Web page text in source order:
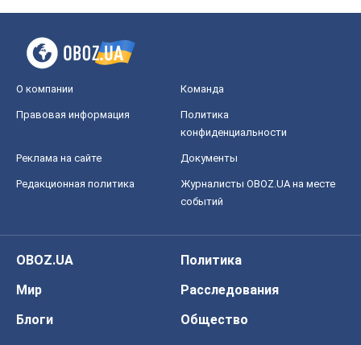
О компании Команда
Правовая информация
Политика
конфиденциальности
Реклама на сайте Документы
Редакционная политика
Журналисты OBOZ.UA на месте
событий
OBOZ.UA
Политика
Мир
Расследования
Блоги
Общество